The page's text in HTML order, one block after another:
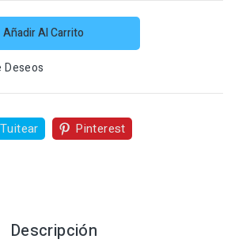
Añadir Al Carrito
Deseos
Tuitear Pinterest
Descripción